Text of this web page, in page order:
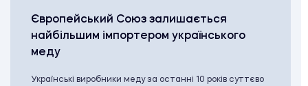
Європейський Союз залишається
найбільшим імпортером українського
меду
Українські виробники меду за останні 10 років суттєво